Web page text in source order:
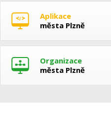
Aplikace
města Plzně
Organizace
města Plzně